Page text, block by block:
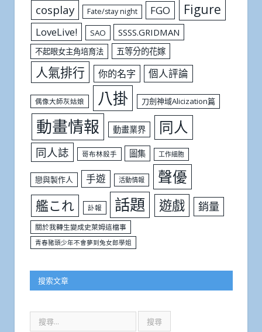
cosplay Fate/stay night FGO Figure
LoveLive! SAO SSSS.GRIDMAN
不起眼女主角培育法 五等分的花嫁
人氣排行 你的名字 個人評論
偶像大師灰姑娘 八掛 刀劍神域Alicization篇
動畫情報 動畫業界 同人
同人誌 哥布林殺手 圖集 工作細胞
戀與製作人 手遊 活動情報 聲優
艦これ 訃報 話題 遊戲 銷量
關於我轉生變成史萊姆這檔事
青春豬頭少年不會夢到兔女郎學姐
搜索文章